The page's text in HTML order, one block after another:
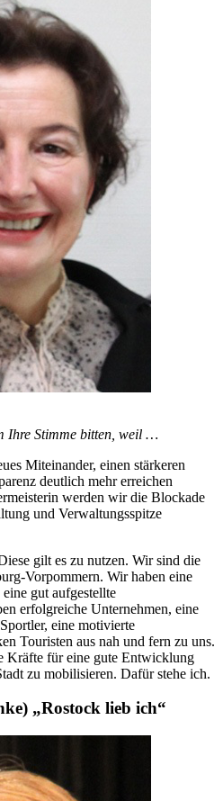
Ihre Stimme bitten, weil …
Miteinander, einen stärkeren
deutlich mehr erreichen
werden wir die Blockade
und Verwaltungsspitze
gilt es zu nutzen. Wir sind die
Vorpommern. Wir haben eine
gut aufgestellte
erfolgreiche Unternehmen, eine
eine motivierte
Touristen aus nah und fern zu uns.
Kräfte für eine gute Entwicklung
zu mobilisieren. Dafür stehe ich.
„Rostock lieb ich“